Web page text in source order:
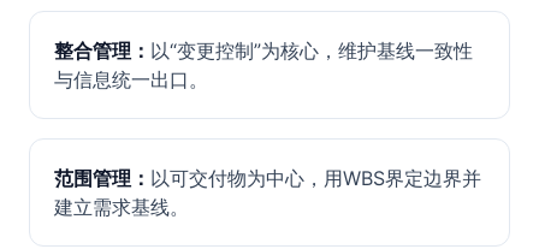
整合管理： 以“变更控制”为核心，维护基线一致性
与信息统一出口。
范围管理： 以可交付物为中心，用WBS界定边界并
建立需求基线。